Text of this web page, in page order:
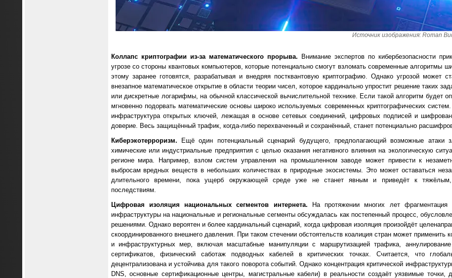
Источник изображения: Roman
Коллапс криптографии из-за математического прорыва. Внимание экспертов по кибербезопасности
угрозе со стороны квантовых компьютеров, которые потенциально смогут взломать современные алгоритмы
этому заранее готовятся, разрабатывая и внедряя постквантовую криптографию. Однако угрозой может
внезапное математическое открытие в области теории чисел, которое кардинально упростит решение таких
или дискретные логарифмы, на обычной классической вычислительной технике. Если такой алгоритм будет
мгновенно подорвать математические основы широко используемых современных криптографических
инфраструктура открытых ключей, лежащая в основе сетевых соединений, цифровых подписей и
доверие. Весь защищённый трафик, когда-либо перехваченный и сохранённый, станет потенциально
Киберэкотерроризм. Ещё один потенциальный сценарий будущего, предполагающий возможные атаки
химические или индустриальные предприятия с целью оказания негативного влияния на экологическую
регионе мира. Например, взлом систем управления на промышленном заводе может привести к
выбросам вредных веществ в небольших количествах в природные экосистемы. Это может оставаться
длительного времени, пока ущерб окружающей среде уже не станет явным и приведёт к тяжёлым,
последствиям.
Цифровая изоляция национальных сегментов интернета. На протяжении многих лет фрагментация
инфраструктуры на национальные и региональные сегменты обсуждалась как постепенный процесс,
решениями. Однако вероятен и более кардинальный сценарий, когда цифровая изоляция произойдёт
скоординированного внешнего давления. При таком стечении обстоятельств коалиция стран может применить
и инфраструктурных мер, включая масштабные манипуляции с маршрутизацией трафика,
сертификатов, физический саботаж подводных кабелей в критических точках. Считается, что
децентрализована и устойчива для такого поворота событий. Однако концентрация критической
DNS, основные сертификационные центры, магистральные кабели) в реальности создаёт уязвимые точки,